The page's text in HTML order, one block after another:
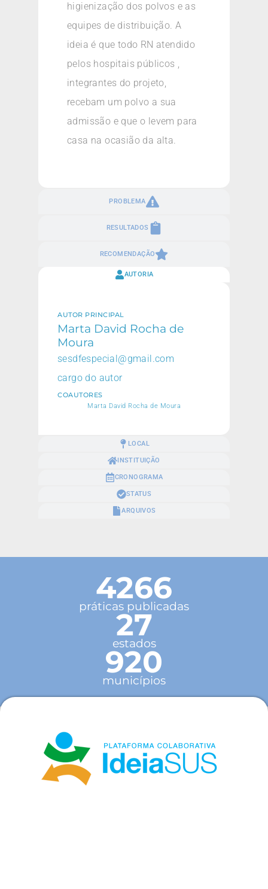
PROBLEMA
RESULTADOS
RECOMENDAÇÃO
higienização dos polvos e as
equipes de distribuição. A
ideia é que todo RN atendido
pelos hospitais públicos ,
integrantes do projeto,
recebam um polvo a sua
admissão e que o levem para
casa na ocasião da alta.
AUTORIA
LOCAL
INSTITUIÇÃO
CRONOGRAMA
STATUS
ARQUIVOS
AUTOR PRINCIPAL
Marta David Rocha de
Moura
sesdfespecial@gmail.com
cargo do autor
COAUTORES
Marta David Rocha de Moura
4266
práticas publicadas
27
estados
920
municípios